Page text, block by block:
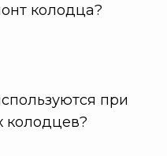
колодца?
при
колодцев?